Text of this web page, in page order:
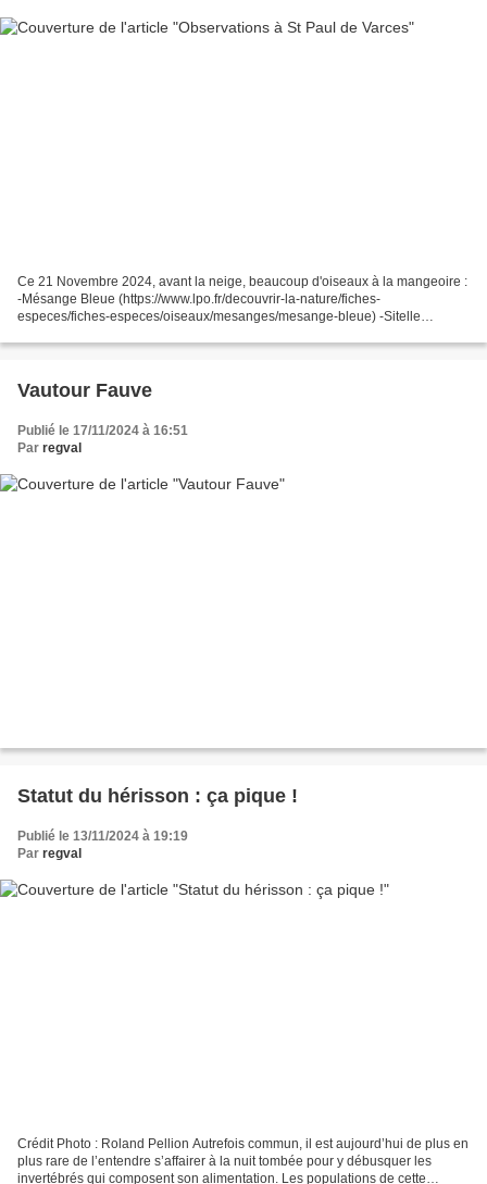
Ce 21 Novembre 2024, avant la neige, beaucoup d'oiseaux à la mangeoire :
-Mésange Bleue (https://www.lpo.fr/decouvrir-la-nature/fiches-
especes/fiches-especes/oiseaux/mesanges/mesange-bleue) -Sitelle
especes/oiseaux/sittelle-torchepot)...
Vautour Fauve
Publié le 17/11/2024 à 16:51
Par regval
Statut du hérisson : ça pique !
Publié le 13/11/2024 à 19:19
Par regval
Crédit Photo : Roland Pellion Autrefois commun, il est aujourd’hui de plus en
plus rare de l’entendre s’affairer à la nuit tombée pour y débusquer les
invertébrés qui composent son alimentation. Les populations de cette